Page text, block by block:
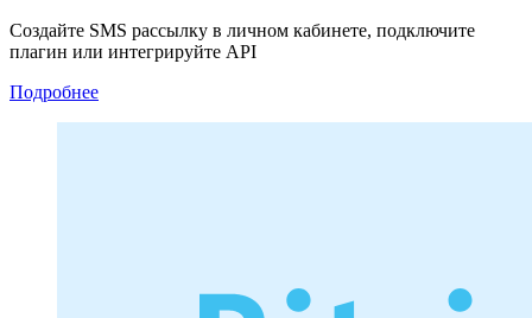
Создайте SMS рассылку в личном кабинете, подключите
плагин или интегрируйте API
Подробнее